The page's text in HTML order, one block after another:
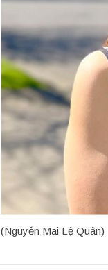
(Nguyễn Mai Lệ Quân)